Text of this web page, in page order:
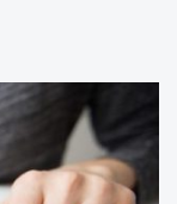
nesta